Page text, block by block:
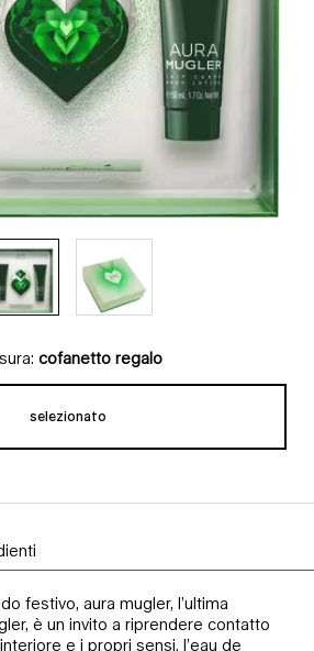
cofanetto regalo
Cofanetto regalo
selezionato
, 1 di 1
festivo, aura mugler, l’ultima
è un invito a riprendere contatto
e i propri sensi. l’eau de